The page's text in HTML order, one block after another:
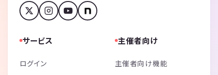
サービス
ログイン
主催者向け
主催者向け機能